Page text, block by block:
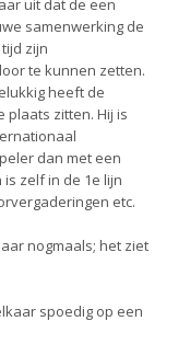
uit dat de een
samenwerking de
zijn
te kunnen zetten.
heeft de
plaats zitten. Hij is
dan met een
zelf in de 1e lijn
etc.
nogmaals; het ziet
spoedig op een